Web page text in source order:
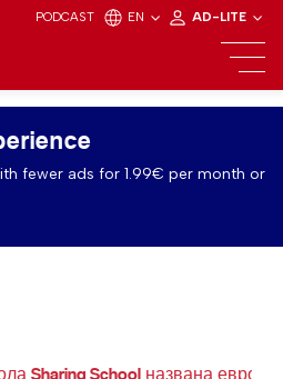
PODCAST EN AD-LITE
fewer ads for 1.99€ per month or
Sharing School названа